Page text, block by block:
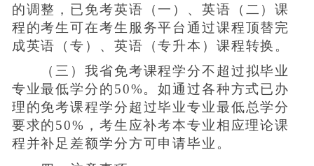
的调整，已免考英语（一）、英语（二）课
程的考生可在考生服务平台通过课程顶替完
成英语（专）、英语（专升本）课程转换。
（三）我省免考课程学分不超过拟毕业
专业最低学分的50%。如通过各种方式已办
理的免考课程学分超过毕业专业最低总学分
要求的50%，考生应补考本专业相应理论课
程并补足差额学分方可申请毕业。